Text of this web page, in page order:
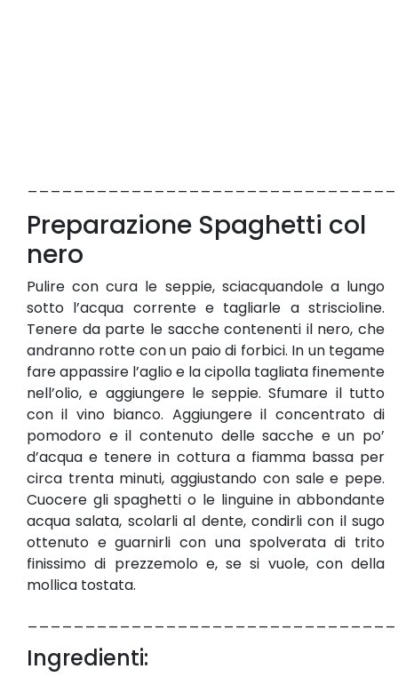
Preparazione Spaghetti col
nero
Pulire con cura le seppie, sciacquandole a lungo
sotto l’acqua corrente e tagliarle a striscioline.
Tenere da parte le sacche contenenti il nero, che
andranno rotte con un paio di forbici. In un tegame
fare appassire l’aglio e la cipolla tagliata finemente
nell’olio, e aggiungere le seppie. Sfumare il tutto
con il vino bianco. Aggiungere il concentrato di
pomodoro e il contenuto delle sacche e un po’
d’acqua e tenere in cottura a fiamma bassa per
circa trenta minuti, aggiustando con sale e pepe.
Cuocere gli spaghetti o le linguine in abbondante
acqua salata, scolarli al dente, condirli con il sugo
ottenuto e guarnirli con una spolverata di trito
finissimo di prezzemolo e, se si vuole, con della
mollica tostata.
Ingredienti: